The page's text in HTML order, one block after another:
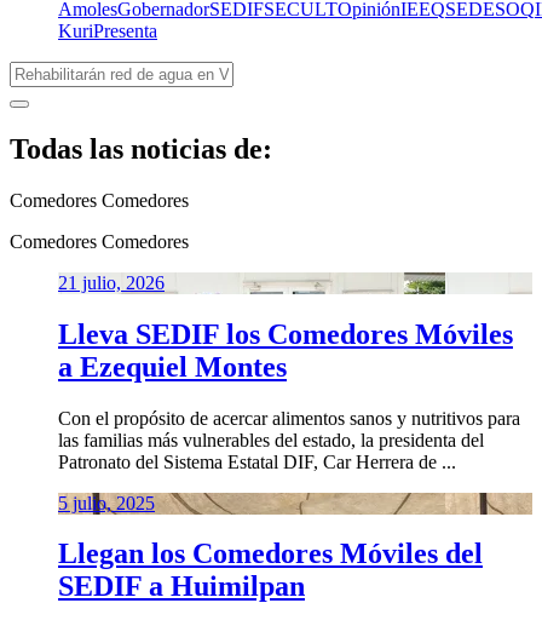
AmolesGobernadorSEDIFSECULTOpiniónIEEQSEDESOQ
KuriPresenta
Todas las noticias de:
Comedores Comedores
Comedores Comedores
21 julio, 2026
Lleva SEDIF los Comedores Móviles
a Ezequiel Montes
Con el propósito de acercar alimentos sanos y nutritivos para
las familias más vulnerables del estado, la presidenta del
Patronato del Sistema Estatal DIF, Car Herrera de ...
5 julio, 2025
Llegan los Comedores Móviles del
SEDIF a Huimilpan